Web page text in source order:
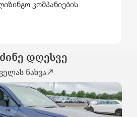
კომპანიების
დღესვე
ნახვა